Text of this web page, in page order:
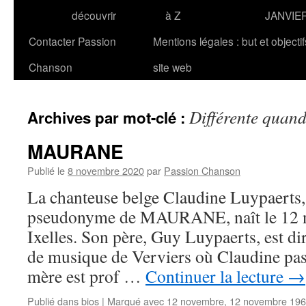
découvrir
à Z
Contacter Passion
Chanson
Mentions légales : but et
site web
Archives par mot-clé : Différente
MAURANE
Publié le8 novembre 2020par Passion Chanson
La chanteuse belge Claudine
pseudonyme de MAURANE, naît le 12
Ixelles. Son père, Guy Luypaerts, est
de musique de Verviers où Claudine
mère est prof … Continuer la lecture →
Publié dansbios | Marqué avec 12 novembre, 12 novembre